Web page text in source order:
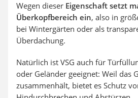
Wegen dieser Eigenschaft setzt
Überkopfbereich ein, also in
bei Wintergärten oder als
Überdachung.
Natürlich ist VSG auch für
oder Geländer geeignet: Weil das
zusammenhält, bietet es Schutz